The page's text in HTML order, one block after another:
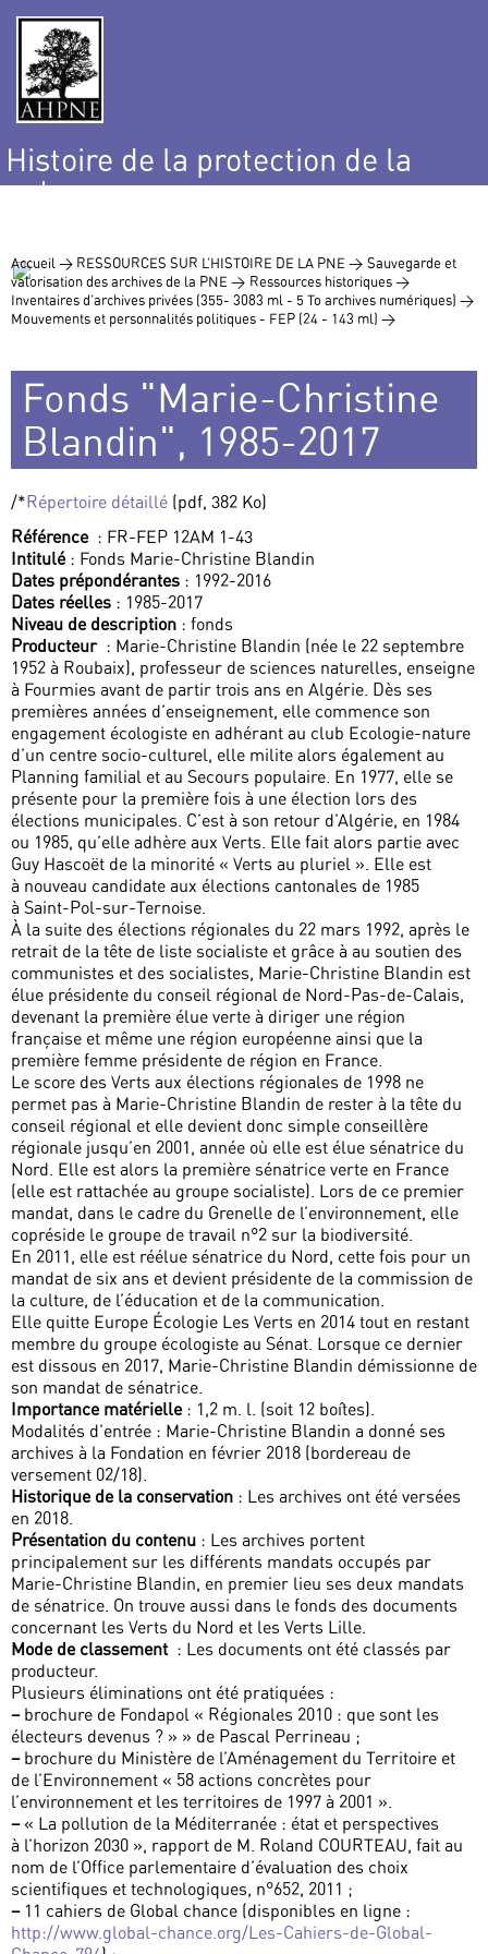
Histoire de la protection de la
nature
Accueil > RESSOURCES SUR L’HISTOIRE DE LA PNE > Sauvegarde et
valorisation des archives de la PNE > Ressources historiques >
Inventaires d’archives privées (355- 3083 ml - 5 To archives numériques) >
Mouvements et personnalités politiques - FEP (24 - 143 ml) >
Fonds "Marie-Christine
Blandin", 1985-2017
/*Répertoire détaillé (pdf, 382 Ko)
Référence : FR-FEP 12AM 1-43
Intitulé: Fonds Marie-Christine Blandin
Dates prépondérantes : 1992-2016
Dates réelles : 1985-2017
Niveau de description : fonds
Producteur : Marie-Christine Blandin (née le 22 septembre
1952 à Roubaix), professeur de sciences naturelles, enseigne
à Fourmies avant de partir trois ans en Algérie. Dès ses
premières années d’enseignement, elle commence son
engagement écologiste en adhérant au club Ecologie-nature
d’un centre socio-culturel, elle milite alors également au
Planning familial et au Secours populaire. En 1977, elle se
présente pour la première fois à une élection lors des
élections municipales. C’est à son retour d’Algérie, en 1984
ou 1985, qu’elle adhère aux Verts. Elle fait alors partie avec
Guy Hascoët de la minorité « Verts au pluriel ». Elle est
à nouveau candidate aux élections cantonales de 1985
à Saint-Pol-sur-Ternoise.
À la suite des élections régionales du 22 mars 1992, après le
retrait de la tête de liste socialiste et grâce à au soutien des
communistes et des socialistes, Marie-Christine Blandin est
élue présidente du conseil régional de Nord-Pas-de-Calais,
devenant la première élue verte à diriger une région
française et même une région européenne ainsi que la
première femme présidente de région en France.
Le score des Verts aux élections régionales de 1998 ne
permet pas à Marie-Christine Blandin de rester à la tête du
conseil régional et elle devient donc simple conseillère
régionale jusqu’en 2001, année où elle est élue sénatrice du
Nord. Elle est alors la première sénatrice verte en France
(elle est rattachée au groupe socialiste). Lors de ce premier
mandat, dans le cadre du Grenelle de l’environnement, elle
copréside le groupe de travail n°2 sur la biodiversité.
En 2011, elle est réélue sénatrice du Nord, cette fois pour un
mandat de six ans et devient présidente de la commission de
la culture, de l’éducation et de la communication.
Elle quitte Europe Écologie Les Verts en 2014 tout en restant
membre du groupe écologiste au Sénat. Lorsque ce dernier
est dissous en 2017, Marie-Christine Blandin démissionne de
son mandat de sénatrice.
Importance matérielle: 1,2 m. l. (soit 12 boîtes).
Modalités d’entrée : Marie-Christine Blandin a donné ses
archives à la Fondation en février 2018 (bordereau de
versement 02/18).
Historique de la conservation : Les archives ont été versées
en 2018.
Présentation du contenu : Les archives portent
principalement sur les différents mandats occupés par
Marie-Christine Blandin, en premier lieu ses deux mandats
de sénatrice. On trouve aussi dans le fonds des documents
concernant les Verts du Nord et les Verts Lille.
Mode de classement : Les documents ont été classés par
producteur.
Plusieurs éliminations ont été pratiquées :
–brochure de Fondapol « Régionales 2010 : que sont les
électeurs devenus ? » » de Pascal Perrineau ;
–brochure du Ministère de l’Aménagement du Territoire et
de l’Environnement « 58 actions concrètes pour
l’environnement et les territoires de 1997 à 2001 ».
–« La pollution de la Méditerranée : état et perspectives
à l’horizon 2030 », rapport de M. Roland COURTEAU, fait au
nom de l’Office parlementaire d’évaluation des choix
scientifiques et technologiques, n°652, 2011 ;
–11 cahiers de Global chance (disponibles en ligne :
http://www.global-chance.org/Les-Cahiers-de-Global-